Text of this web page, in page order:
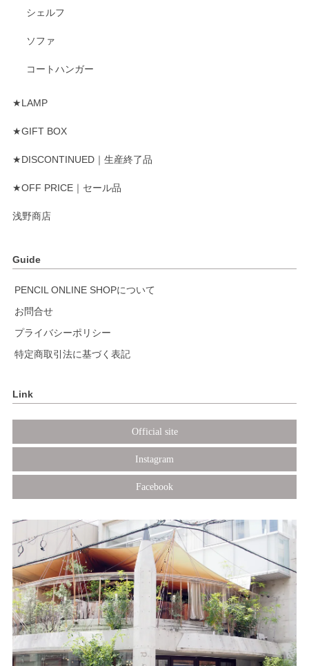
シェルフ
ソファ
コートハンガー
★LAMP
★GIFT BOX
★DISCONTINUED｜生産終了品
★OFF PRICE｜セール品
浅野商店
Guide
PENCIL ONLINE SHOPについて
お問合せ
プライバシーポリシー
特定商取引法に基づく表記
Link
Official site
Instagram
Facebook